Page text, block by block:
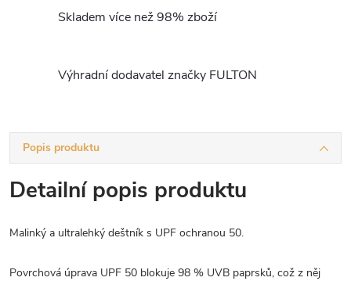
Skladem více než 98% zboží
Výhradní dodavatel značky FULTON
Popis produktu
Detailní popis produktu
Malinký a ultralehký deštník s UPF ochranou 50.
Povrchová úprava UPF 50 blokuje 98 % UVB paprsků, což z něj